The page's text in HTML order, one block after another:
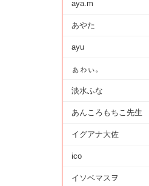
aya.m
あやた
ayu
ぁゎぃ。
淡水ふな
あんころもちこ先生
イグアナ大佐
ico
イソベマスヲ